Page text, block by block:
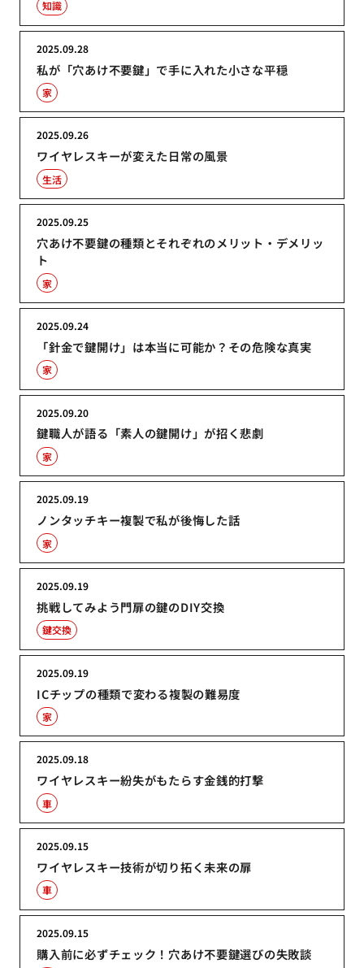
知識
私が「穴あけ不要鍵」で手に入れた小さな平穏
2025.09.28
家
ワイヤレスキーが変えた日常の風景
2025.09.26
生活
穴あけ不要鍵の種類とそれぞれのメリット・デメリッ
ト
2025.09.25
家
「針金で鍵開け」は本当に可能か？その危険な真実
2025.09.24
家
鍵職人が語る「素人の鍵開け」が招く悲劇
2025.09.20
家
ノンタッチキー複製で私が後悔した話
2025.09.19
家
挑戦してみよう門扉の鍵のDIY交換
2025.09.19
鍵交換
ICチップの種類で変わる複製の難易度
2025.09.19
家
ワイヤレスキー紛失がもたらす金銭的打撃
2025.09.18
車
ワイヤレスキー技術が切り拓く未来の扉
2025.09.15
車
購入前に必ずチェック！穴あけ不要鍵選びの失敗談
2025.09.15